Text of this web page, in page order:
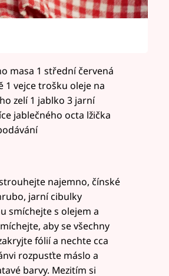
masa 1 střední červená
1 vejce trošku oleje na
zelí 1 jablko 3 jarní
jablečného octa lžička
najemno, čínské
jarní cibulky
smíchejte s olejem a
aby se všechny
fólií a nechte cca
rozpusťte máslo a
barvy. Mezitím si